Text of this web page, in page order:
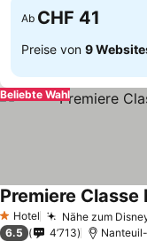
Ab CHF 41
Preise von 9
Beliebte Wahl
1 Sterne
Hotel Nähe zum
Premiere Classe
6.5 4’713